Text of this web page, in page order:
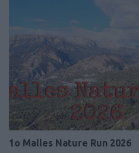
1ο Malles Nature Run 2026